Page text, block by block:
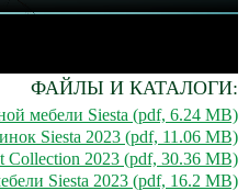
ФАЙЛЫ И КАТАЛОГИ:
мебели Siesta (pdf, 6.24 MB)
Siesta 2023 (pdf, 11.06 MB)
Collection 2023 (pdf, 30.36 MB)
Siesta 2023 (pdf, 16.2 MB)